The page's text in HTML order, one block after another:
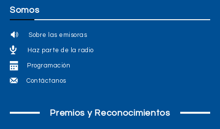
Somos
Sobre las emisoras
Haz parte de la radio
Programación
Contáctanos
Premios y Reconocimientos